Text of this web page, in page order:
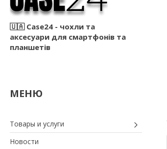
🇺🇦 Case24 - чохли та
аксесуари для смартфонів та
планшетів
Товары и услуги
Новости